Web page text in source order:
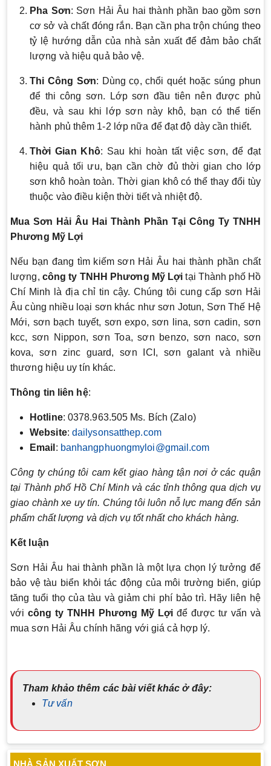
Pha Sơn: Sơn Hải Âu hai thành phần bao gồm sơn
cơ sở và chất đóng rắn. Bạn cần pha trộn chúng theo
tỷ lệ hướng dẫn của nhà sản xuất để đảm bảo chất
lượng và hiệu quả bảo vệ.
Thi Công Sơn: Dùng cọ, chổi quét hoặc súng phun
để thi công sơn. Lớp sơn đầu tiên nên được phủ
đều, và sau khi lớp sơn này khô, bạn có thể tiến
hành phủ thêm 1-2 lớp nữa để đạt độ dày cần thiết.
Thời Gian Khô: Sau khi hoàn tất việc sơn, để đạt
hiệu quả tối ưu, bạn cần chờ đủ thời gian cho lớp
sơn khô hoàn toàn. Thời gian khô có thể thay đổi tùy
thuộc vào điều kiện thời tiết và nhiệt độ.
Mua Sơn Hải Âu Hai Thành Phần Tại Công Ty TNHH
Phương Mỹ Lợi
Nếu bạn đang tìm kiếm sơn Hải Âu hai thành phần chất
lượng, công ty TNHH Phương Mỹ Lợi tại Thành phố Hồ
Chí Minh là địa chỉ tin cậy. Chúng tôi cung cấp sơn Hải
Âu cùng nhiều loại sơn khác như sơn Jotun, Sơn Thế Hệ
Mới, sơn bạch tuyết, sơn expo, sơn lina, sơn cadin, sơn
kcc, sơn Nippon, sơn Toa, sơn benzo, sơn naco, sơn
kova, sơn zinc guard, sơn ICI, sơn galant và nhiều
thương hiệu uy tín khác.
Thông tin liên hệ:
Hotline: 0378.963.505 Ms. Bích (Zalo)
Website: dailysonsatthep.com
Email : banhangphuongmyloi@gmail.com
Công ty chúng tôi cam kết giao hàng tận nơi ở các quận
tại Thành phố Hồ Chí Minh và các tỉnh thông qua dịch vụ
giao chành xe uy tín. Chúng tôi luôn nỗ lực mang đến sản
phẩm chất lượng và dịch vụ tốt nhất cho khách hàng.
Kết luận
Sơn Hải Âu hai thành phần là một lựa chọn lý tưởng để
bảo vệ tàu biển khỏi tác động của môi trường biển, giúp
tăng tuổi thọ của tàu và giảm chi phí bảo trì. Hãy liên hệ
với công ty TNHH Phương Mỹ Lợi để được tư vấn và
mua sơn Hải Âu chính hãng với giá cả hợp lý.
Tham khảo thêm các bài viết khác ở đây:
Tư vấn
NHÀ SẢN XUẤT SƠN